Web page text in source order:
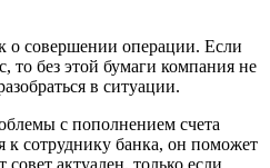
о совершении операции. Если
то без этой бумаги компания не
в ситуации.
с пополнением счета
к сотруднику банка, он поможет